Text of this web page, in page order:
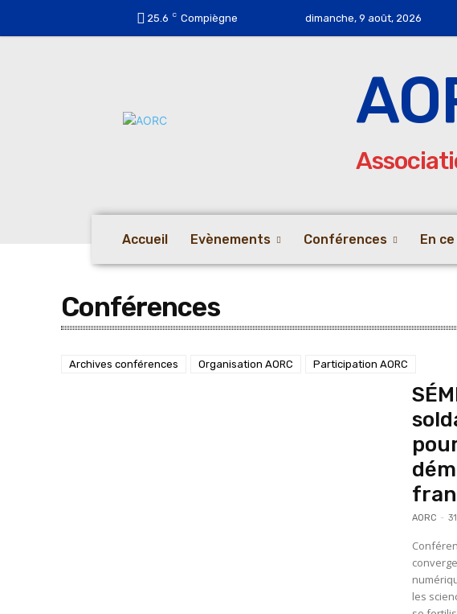
25.6 C Compiègne dimanche, 9 août, 2026
Accueil Evènements Conférences En
Conférences
Archives conférences Organisation AORC Participation AORC
AORC -
les